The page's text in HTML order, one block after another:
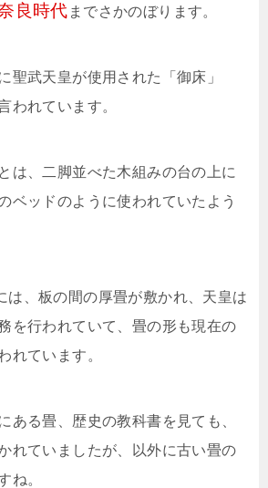
良時代 までさかのぼります。
聖武天皇が使用された「御床」
われています。
は、二脚並べた木組みの台の上に
ベッドのように使われていたよう
は、板の間の厚畳が敷かれ、天皇は
を行われていて、畳の形も現在の
れています。
ある畳、歴史の教科書を見ても、
れていましたが、以外に古い畳の
ね。